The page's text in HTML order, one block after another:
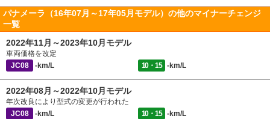
パナメーラ（16年07月～17年05月モデル）の他のマイナーチェンジ
一覧
2022年11月～2023年10月モデル
車両価格を改定
JC08
-km/L 10・15 -km/L
2022年08月～2022年10月モデル
年次改良により型式の変更が行われた
JC08
-km/L 10・15 -km/L